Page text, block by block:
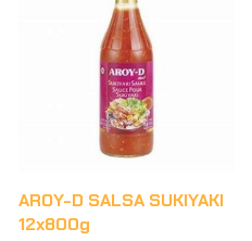
AROY-D SALSA SUKIYAKI
12x800g